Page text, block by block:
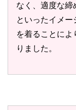
なく、適度な締
といったイメ
を着ることに
りました。